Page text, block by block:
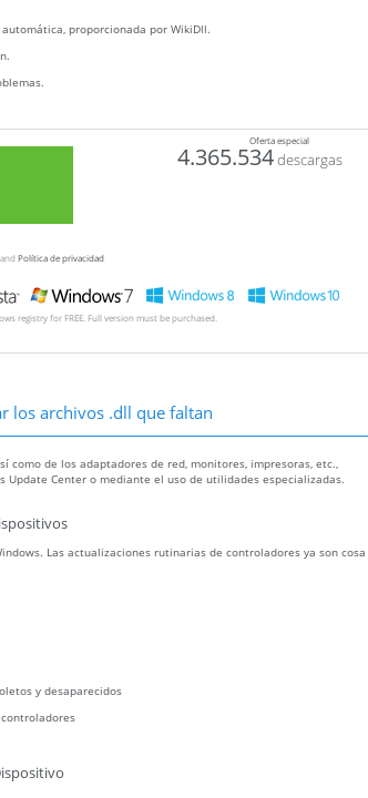
proporcionada por WikiDll.
Oferta especial
4.365.534descargas
andPolítica de privacidad
registry for FREE. Full version must be purchased.
los archivos .dll que faltan
como de los adaptadores de red, monitores, impresoras, etc.,
Center o mediante el uso de utilidades especializadas.
Las actualizaciones rutinarias de controladores ya son cosa
y desaparecidos